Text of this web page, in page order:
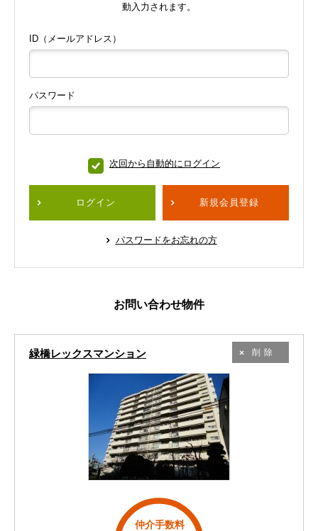
動入力されます。
ID（メールアドレス）
パスワード
次回から自動的にログイン
ログイン 新規会員登録
パスワードをお忘れの方
お問い合わせ物件
緑橋レックスマンション 削除
仲介手数料